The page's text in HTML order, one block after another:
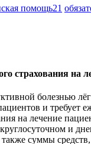
помощь21
страхования
болезнью
и требует
на лечение
и
суммы